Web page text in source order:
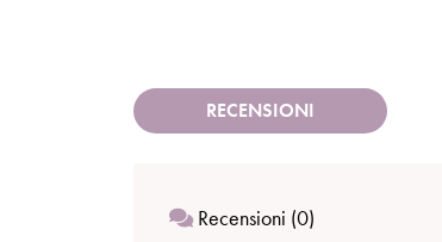
RECENSIONI
Recensioni (0)